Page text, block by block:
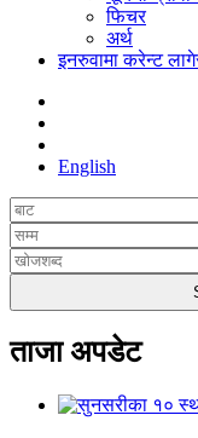
फिचर
अर्थ
इनरुवामा करेन्ट
English
ताजा अपडेट